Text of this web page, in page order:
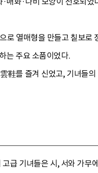
열매형을 만들고 칠보로
는 주요 소품이었다.
를 즐겨 신었고, 기녀들
급 기녀들은 시, 서와 가무